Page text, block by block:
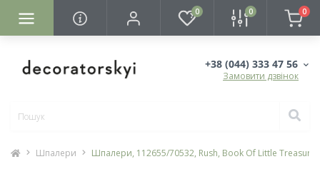
0 0 0
+38 (044) 333 47 56
Замовити дзвінок
Шпалери Шпалери, 112655/70532, Rush, Book Of Little